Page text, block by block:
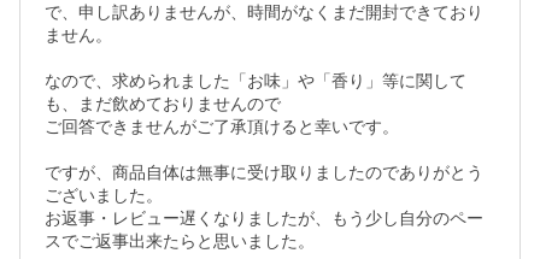
で、申し訳ありませんが、時間がなくまだ開封できており
ません。
なので、求められました「お味」や「香り」等に関して
も、まだ飲めておりませんので
ご回答できませんがご了承頂けると幸いです。
ですが、商品自体は無事に受け取りましたのでありがとう
ございました。
お返事・レビュー遅くなりましたが、もう少し自分のペー
スでご返事出来たらと思いました。